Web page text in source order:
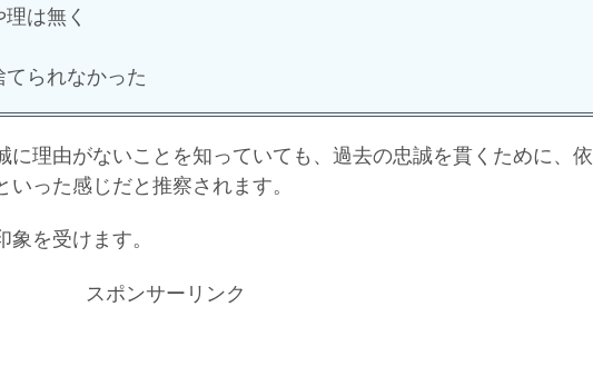
は無く
られなかった
に理由がないことを知っていても、過去の忠誠を貫くために、依
った感じだと推察されます。
を受けます。
スポンサーリンク